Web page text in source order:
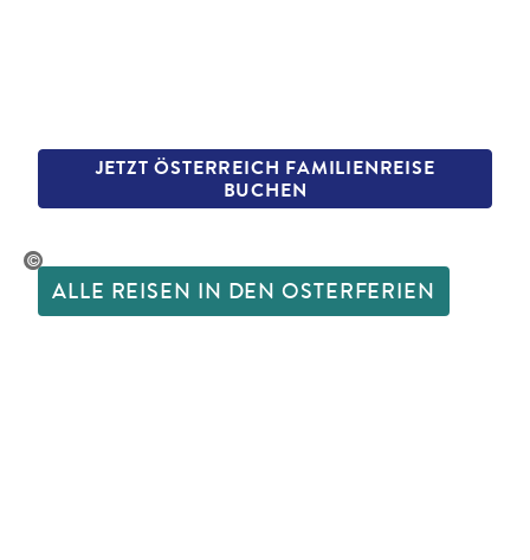
JETZT ÖSTERREICH FAMILIENREISE
BUCHEN
©FTiare - gty
ALLE REISEN IN DEN OSTERFERIEN